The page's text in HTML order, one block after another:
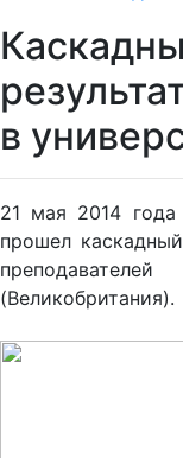
в
21 мая 2014 года
прошел
(Великобритания).